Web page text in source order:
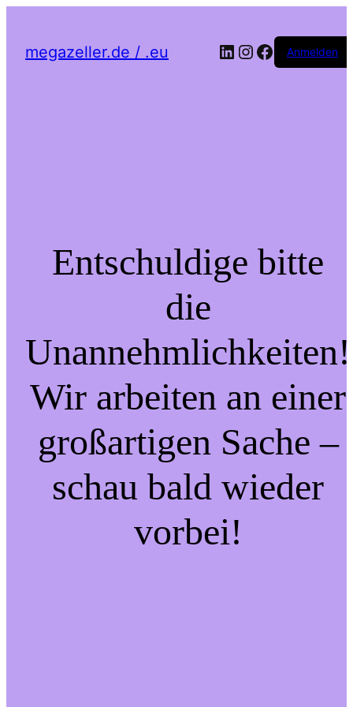
megazeller.de / .eu LinkedIn
Instagram
Facebook
Anmelden
Entschuldige bitte
die
Unannehmlichkeiten!
Wir arbeiten an einer
großartigen Sache –
schau bald wieder
vorbei!